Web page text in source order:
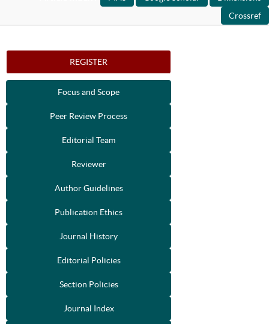
REGISTER
Focus and Scope
Peer Review Process
Editorial Team
Reviewer
Author Guidelines
Publication Ethics
Journal History
Editorial Policies
Section Policies
Journal Index